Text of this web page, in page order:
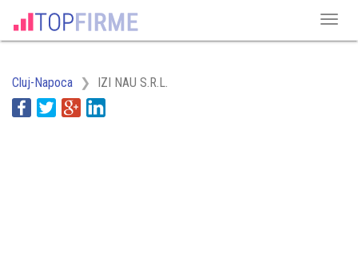
Cluj-Napoca IZI NAU S.R.L.